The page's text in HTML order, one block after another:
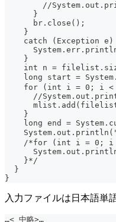
//
      }
      br.close();
    }
catch (Exception e)
    }
int n =
long start =
for (int i = 0; i <
//
    }
long end =
/*for (int i = 0; i
    }*/
  }
}
入力ファイルは日本語単
…< 中略>…